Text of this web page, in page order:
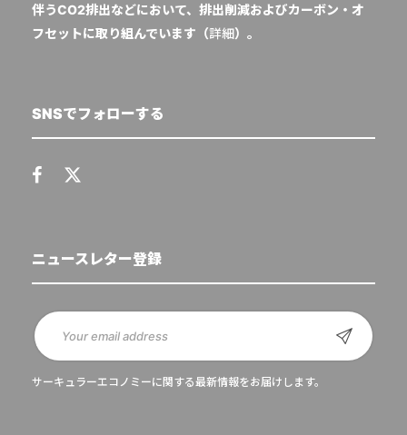
伴うCO2排出などにおいて、排出削減およびカーボン・オ
フセットに取り組んでいます（詳細）。
SNSでフォローする
ニュースレター登録
サーキュラーエコノミーに関する最新情報をお届けします。